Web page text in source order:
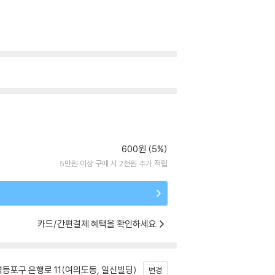
600원 (5%)
5만원 이상 구매 시 2천원 추가 적립
카드/간편결제 혜택을 확인하세요
포구 은행로 11(여의도동, 일신빌딩) 변경